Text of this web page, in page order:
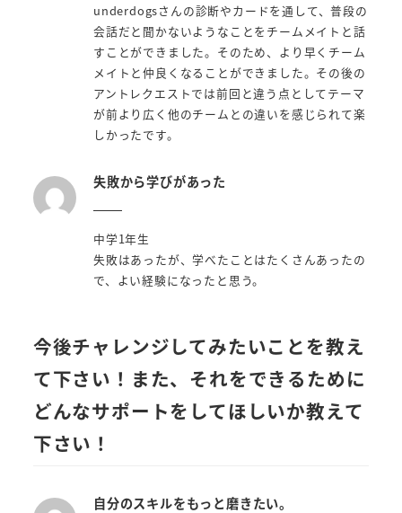
underdogsさんの診断やカードを通して、普段の
会話だと聞かないようなことをチームメイトと話
すことができました。そのため、より早くチーム
メイトと仲良くなることができました。その後の
アントレクエストでは前回と違う点としてテーマ
が前より広く他のチームとの違いを感じられて楽
しかったです。
失敗から学びがあった
中学1年生
失敗はあったが、学べたことはたくさんあったの
で、よい経験になったと思う。
今後チャレンジしてみたいことを教え
て下さい！また、それをできるために
どんなサポートをしてほしいか教えて
下さい！
自分のスキルをもっと磨きたい。